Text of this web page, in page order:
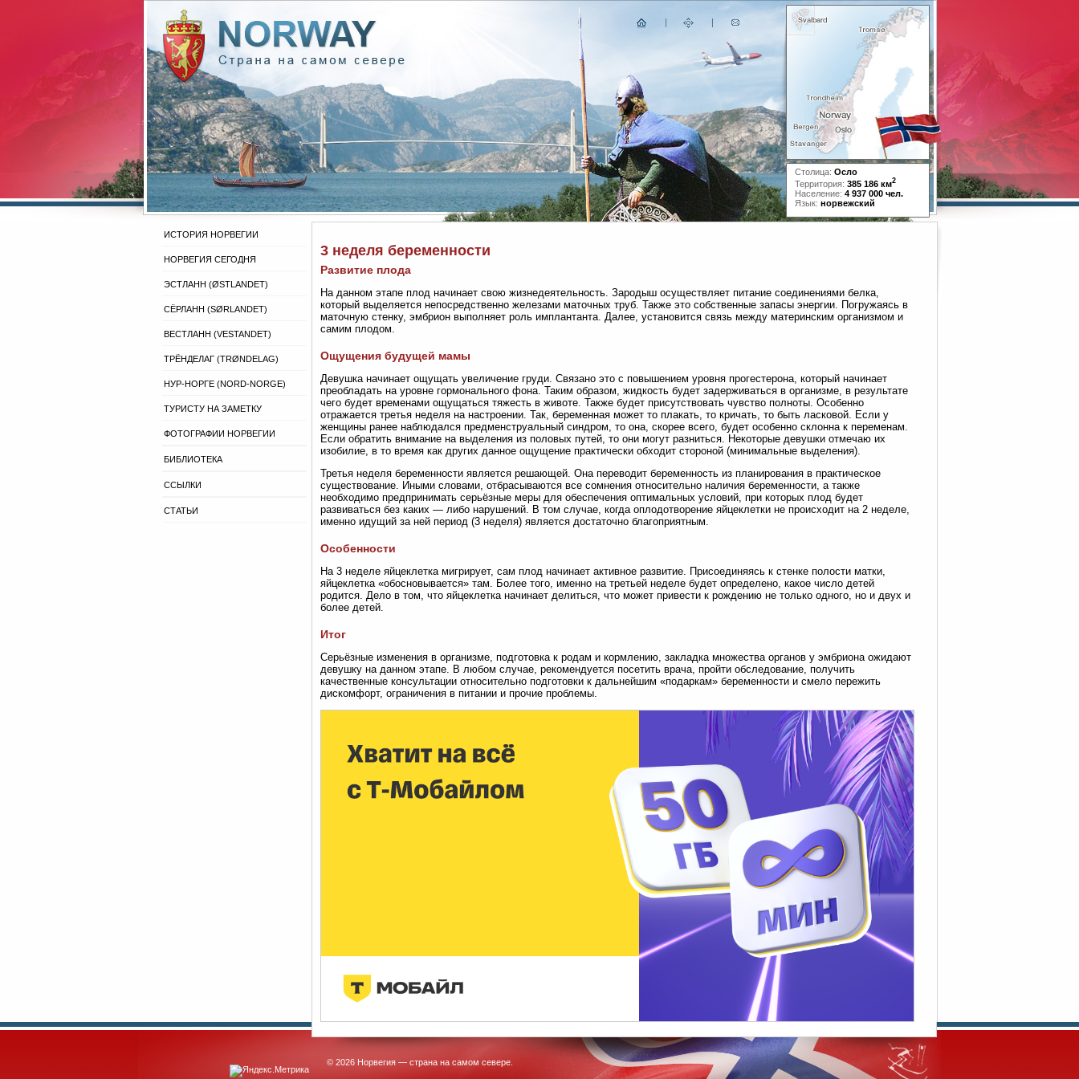
Столица: Осло
Территория: 385 186 км2
Население: 4 937 000 чел.
Язык: норвежский
ИСТОРИЯ НОРВЕГИИ
НОРВЕГИЯ СЕГОДНЯ
ЭСТЛАНН (ØSTLANDET)
СЁРЛАНН (SØRLANDET)
ВЕСТЛАНН (VESTANDET)
ТРЁНДЕЛАГ (TRØNDELAG)
НУР-НОРГЕ (NORD-NORGE)
ТУРИСТУ НА ЗАМЕТКУ
ФОТОГРАФИИ НОРВЕГИИ
БИБЛИОТЕКА
ССЫЛКИ
СТАТЬИ
3 неделя беременности
Развитие плода
На данном этапе плод начинает свою жизнедеятельность. Зародыш осуществляет питание соединениями белка,
который выделяется непосредственно железами маточных труб. Также это собственные запасы энергии. Погружаясь в
маточную стенку, эмбрион выполняет роль имплантанта. Далее, установится связь между материнским организмом и
самим плодом.
Ощущения будущей мамы
Девушка начинает ощущать увеличение груди. Связано это с повышением уровня прогестерона, который начинает
преобладать на уровне гормонального фона. Таким образом, жидкость будет задерживаться в организме, в результате
чего будет временами ощущаться тяжесть в животе. Также будет присутствовать чувство полноты. Особенно
отражается третья неделя на настроении. Так, беременная может то плакать, то кричать, то быть ласковой. Если у
женщины ранее наблюдался предменструальный синдром, то она, скорее всего, будет особенно склонна к переменам.
Если обратить внимание на выделения из половых путей, то они могут разниться. Некоторые девушки отмечаю их
изобилие, в то время как других данное ощущение практически обходит стороной (минимальные выделения).
Третья неделя беременности является решающей. Она переводит беременность из планирования в практическое
существование. Иными словами, отбрасываются все сомнения относительно наличия беременности, а также
необходимо предпринимать серьёзные меры для обеспечения оптимальных условий, при которых плод будет
развиваться без каких — либо нарушений. В том случае, когда оплодотворение яйцеклетки не происходит на 2 неделе,
именно идущий за ней период (3 неделя) является достаточно благоприятным.
Особенности
На 3 неделе яйцеклетка мигрирует, сам плод начинает активное развитие. Присоединяясь к стенке полости матки,
яйцеклетка «обосновывается» там. Более того, именно на третьей неделе будет определено, какое число детей
родится. Дело в том, что яйцеклетка начинает делиться, что может привести к рождению не только одного, но и двух и
более детей.
Итог
Серьёзные изменения в организме, подготовка к родам и кормлению, закладка множества органов у эмбриона ожидают
девушку на данном этапе. В любом случае, рекомендуется посетить врача, пройти обследование, получить
качественные консультации относительно подготовки к дальнейшим «подаркам» беременности и смело пережить
дискомфорт, ограничения в питании и прочие проблемы.
© 2026 Норвегия — страна на самом севере.